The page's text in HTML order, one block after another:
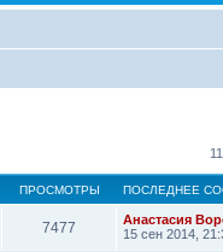
ПРОСМОТРЫ ПОСЛЕДНЕЕ
7477
Анастасия
15 сен 2014,